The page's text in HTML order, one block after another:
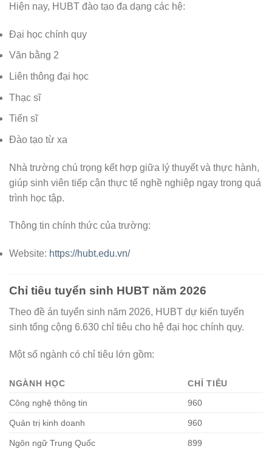
Hiện nay, HUBT đào tạo đa dạng các hệ:
Đại học chính quy
Văn bằng 2
Liên thông đại học
Thạc sĩ
Tiến sĩ
Đào tạo từ xa
Nhà trường chú trọng kết hợp giữa lý thuyết và thực hành,
giúp sinh viên tiếp cận thực tế nghề nghiệp ngay trong quá
trình học tập.
Thông tin chính thức của trường:
Website: https://hubt.edu.vn/
Chỉ tiêu tuyển sinh HUBT năm 2026
Theo đề án tuyển sinh năm 2026, HUBT dự kiến tuyển
sinh tổng cộng 6.630 chỉ tiêu cho hệ đại học chính quy.
Một số ngành có chỉ tiêu lớn gồm:
NGÀNH HỌC
CHỈ TIÊU
Công nghệ thông tin
960
Quản trị kinh doanh 960
Ngôn ngữ Trung Quốc 899